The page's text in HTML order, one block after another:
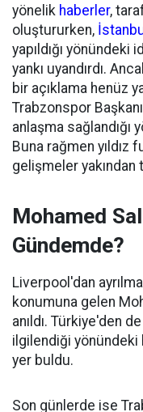
yönelik haberler,
oluştururken,
yapıldığı
yankı uyandırdı.
bir açıklama henüz
Trabzonspor
anlaşma sağlandığı
Buna rağmen
gelişmeler
Mohamed
Gündemde?
Liverpool'dan
konumuna gelen
anıldı. Türkiye'den
ilgilendiği
yer buldu.
Son günlerde ise